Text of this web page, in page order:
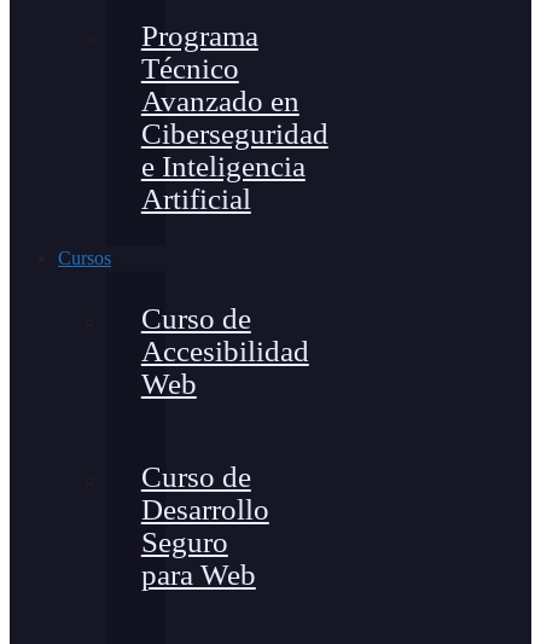
Programa
Técnico
Avanzado en
Ciberseguridad
e Inteligencia
Artificial
Cursos
Curso de
Accesibilidad
Web
Curso de
Desarrollo
Seguro
para Web